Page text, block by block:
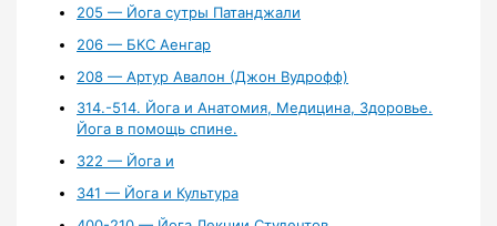
205 — Йога сутры Патанджали
206 — БКС Аенгар
208 — Артур Авалон (Джон Вудрофф)
314.-514. Йога и Анатомия, Медицина, Здоровье.
Йога в помощь спине.
322 — Йога и
341 — Йога и Культура